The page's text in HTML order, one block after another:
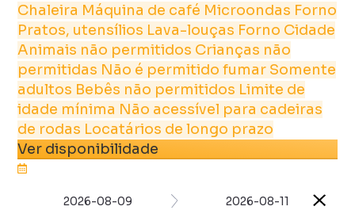
Chaleira Máquina de café Microondas Forno
Pratos, utensílios Lava-louças Forno Cidade
Animais não permitidos Crianças não
permitidas Não é permitido fumar Somente
adultos Bebês não permitidos Limite de
idade mínima Não acessível para cadeiras
de rodas Locatários de longo prazo
Ver disponibilidade
2026-08-09 2026-08-11